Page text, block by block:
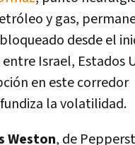
y gas,
desde el
Israel, Estados
en este corredor
la volatilidad.
Weston, de